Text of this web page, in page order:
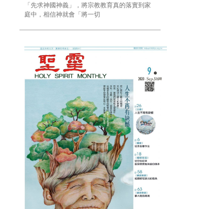
「先求神國神義」，將宗教教育真的落實到家
庭中，相信神就會「將一切